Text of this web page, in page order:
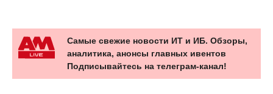
Самые свежие новости ИТ и ИБ. Обзоры,
аналитика, анонсы главных ивентов
Подписывайтесь на телеграм-канал!